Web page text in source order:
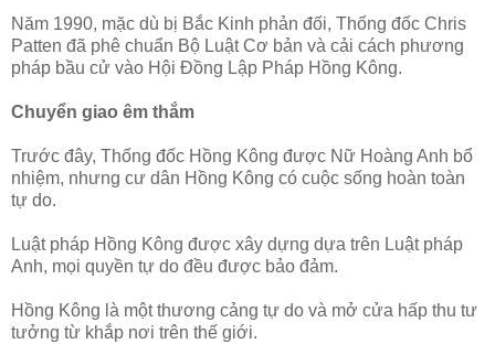
Năm 1990, mặc dù bị Bắc Kinh phản đối, Thống đốc Chris
Patten đã phê chuẩn Bộ Luật Cơ bản và cải cách phương
pháp bầu cử vào Hội Đồng Lập Pháp Hồng Kông.
Chuyển giao êm thắm
Trước đây, Thống đốc Hồng Kông được Nữ Hoàng Anh bổ
nhiệm, nhưng cư dân Hồng Kông có cuộc sống hoàn toàn
tự do.
Luật pháp Hồng Kông được xây dựng dựa trên Luật pháp
Anh, mọi quyền tự do đều được bảo đảm.
Hồng Kông là một thương cảng tự do và mở cửa hấp thu tư
tưởng từ khắp nơi trên thế giới.